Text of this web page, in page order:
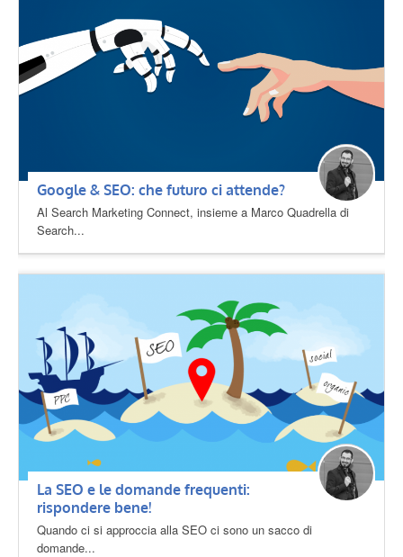
Google & SEO: che futuro ci attende?
Al Search Marketing Connect, insieme a Marco Quadrella di
Search...
La SEO e le domande frequenti:
rispondere bene!
Quando ci si approccia alla SEO ci sono un sacco di
domande...